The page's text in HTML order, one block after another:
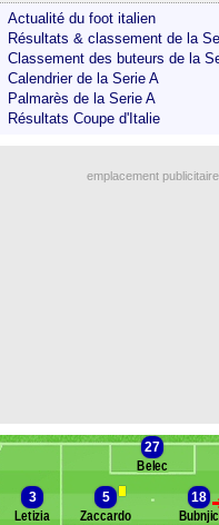
Actualité du foot italien
Résultats & classement de la
Classement des buteurs de la
Calendrier de la Serie A
Palmarès de la Serie A
Résultats Coupe d'Italie
emplacement publicitaire
27
Belec
3
Letizia
5
Zaccardo
18
Bubnjic